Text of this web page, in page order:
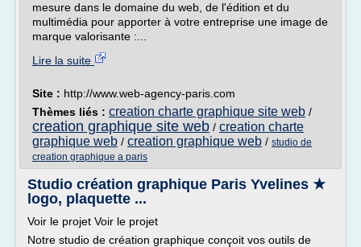
mesure dans le domaine du web, de l'édition et du
multimédia pour apporter à votre entreprise une image de
marque valorisante :...
Lire la suite
Site : http://www.web-agency-paris.com
Thèmes liés : creation charte graphique site web /
creation graphique site web / creation charte
graphique web / creation graphique web / studio de
creation graphique a paris
Studio création graphique Paris Yvelines ★
logo, plaquette ...
Voir le projet Voir le projet
Notre studio de création graphique conçoit vos outils de